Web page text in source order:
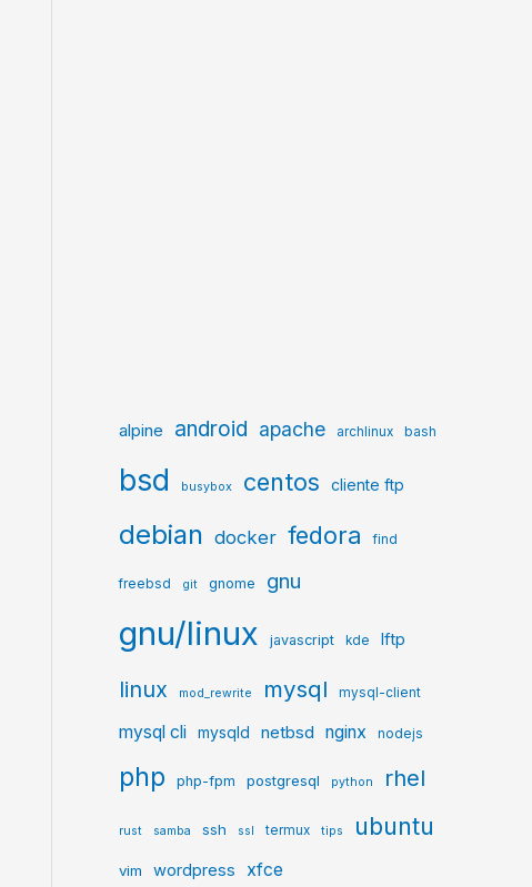
alpine android apache archlinux bash
bsd busybox centos cliente ftp
debian docker fedora find
freebsd git gnome gnu
gnu/linux javascript kde lftp
linux mod_rewrite mysql mysql-client
mysql cli mysqld netbsd nginx nodejs
php php-fpm postgresql python rhel
rust samba ssh ssl termux tips ubuntu
vim wordpress xfce